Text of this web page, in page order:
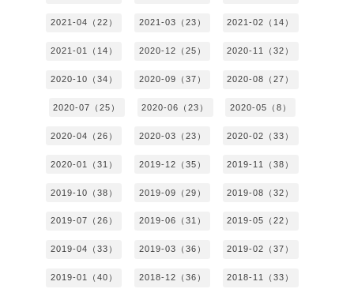
2021-04（22） 2021-03（23） 2021-02（14）
2021-01（14） 2020-12（25） 2020-11（32）
2020-10（34） 2020-09（37） 2020-08（27）
2020-07（25） 2020-06（23） 2020-05（8）
2020-04（26） 2020-03（23） 2020-02（33）
2020-01（31） 2019-12（35） 2019-11（38）
2019-10（38） 2019-09（29） 2019-08（32）
2019-07（26） 2019-06（31） 2019-05（22）
2019-04（33） 2019-03（36） 2019-02（37）
2019-01（40） 2018-12（36） 2018-11（33）